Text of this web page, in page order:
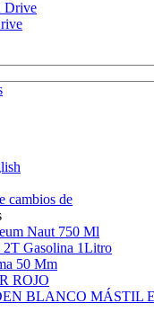
cambios de
Naut 750 Ml
Gasolina 1Litro
50 Mm
ROJO
BLANCO MÁSTIL